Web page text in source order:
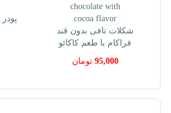
پودر ژله آلبالو بدون قند و
رژیمی کامور
50,000
تومان